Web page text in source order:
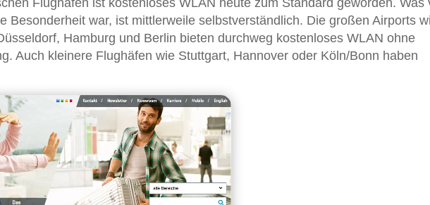
Flughäfen ist kostenloses WLAN heute zum Standard geworden. Was
Besonderheit war, ist mittlerweile selbstverständlich. Die großen Airports
Hamburg und Berlin bieten durchweg kostenloses WLAN ohne
Auch kleinere Flughäfen wie Stuttgart, Hannover oder Köln/Bonn haben